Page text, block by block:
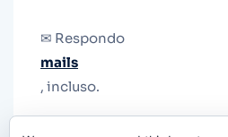
✉ Respondo
mails
, incluso.